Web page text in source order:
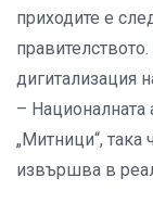
приходите е
дигитализация
– Националната
„Митници“, така
извършва в